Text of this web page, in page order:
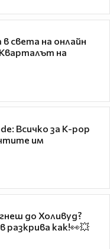
в света на онлайн
на
Всичко за K-pop
им
до Холивуд?
как!👀💥